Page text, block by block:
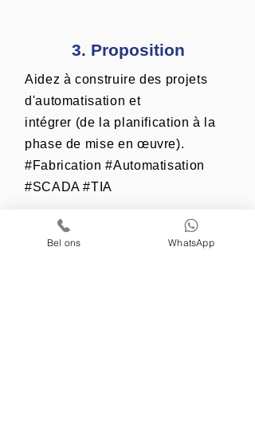
3. Proposition
Aidez à construire des projets
d'automatisation et
intégrer (de la planification à la
phase de mise en œuvre).
#Fabrication #Automatisation
#SCADA #TIA
Bel ons WhatsApp